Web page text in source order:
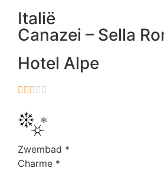
Italië
Canazei – Sella
Hotel Alpe
    
Zwembad *
Charme *